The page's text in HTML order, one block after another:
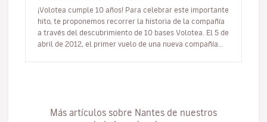
¡Volotea cumple 10 años! Para celebrar este importante
hito, te proponemos recorrer la historia de la compañía
a través del descubrimiento de 10 bases Volotea. El 5 de
abril de 2012, el primer vuelo de una nueva compañía
Más artículos sobre Nantes de nuestros